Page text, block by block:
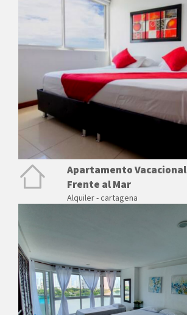
Apartamento Vacacional
Frente al Mar
Alquiler - cartagena